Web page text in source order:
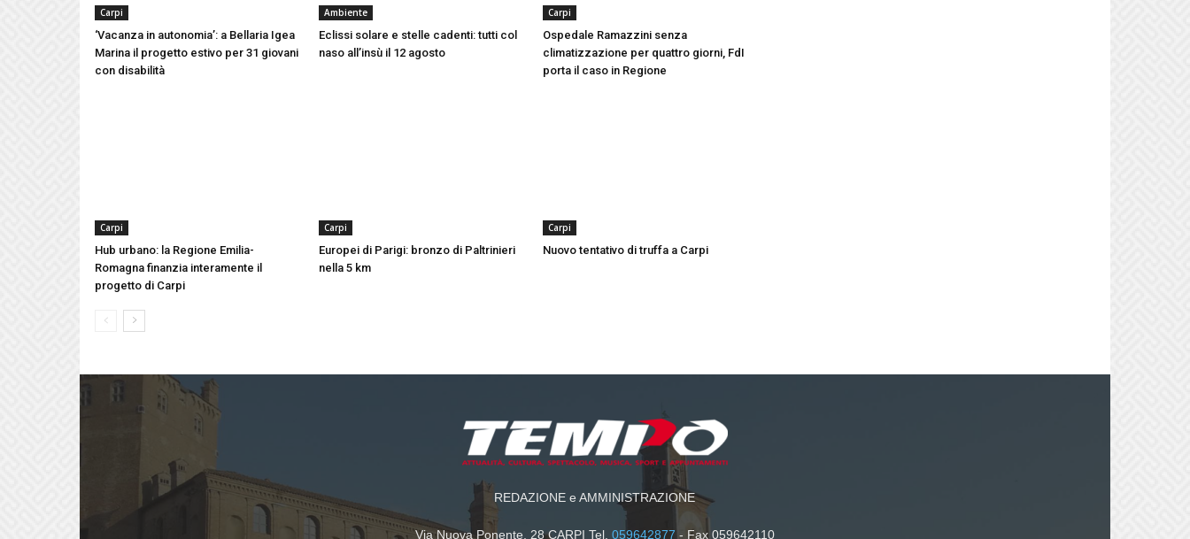
Carpi
‘Vacanza in autonomia’: a Bellaria Igea
Marina il progetto estivo per 31 giovani
con disabilità
Ambiente
Eclissi solare e stelle cadenti: tutti col
naso all’insù il 12 agosto
Carpi
Ospedale Ramazzini senza
climatizzazione per quattro giorni, FdI
porta il caso in Regione
Carpi
Hub urbano: la Regione Emilia-
Romagna finanzia interamente il
progetto di Carpi
Carpi
Europei di Parigi: bronzo di Paltrinieri
nella 5 km
Carpi
Nuovo tentativo di truffa a Carpi
REDAZIONE e AMMINISTRAZIONE
Via Nuova Ponente, 28 CARPI Tel. 059642877 - Fax 059642110